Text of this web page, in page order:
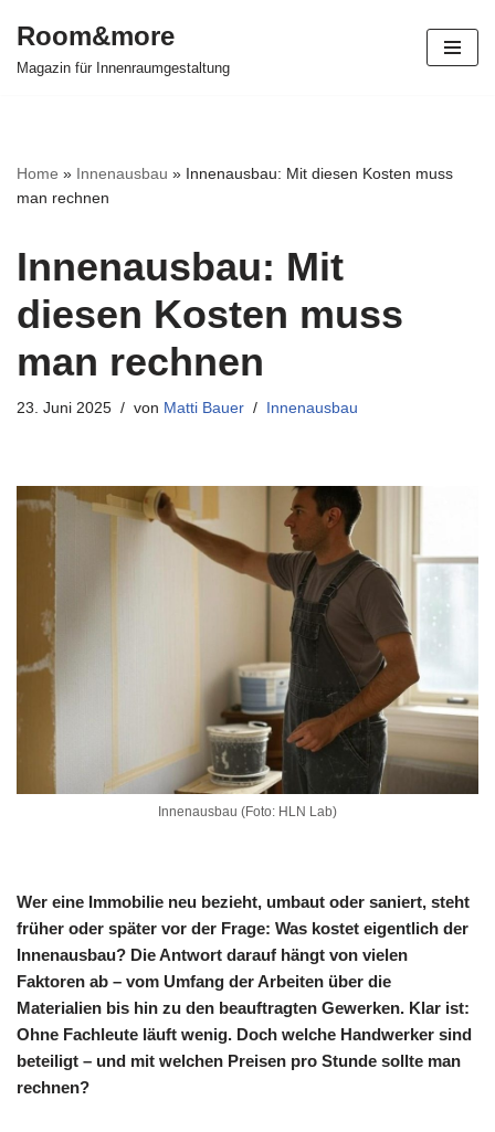
Zum
Room&more
Magazin für Innenraumgestaltung
Home » Innenausbau » Innenausbau: Mit diesen Kosten muss
man rechnen
Innenausbau: Mit
diesen Kosten muss
man rechnen
23. Juni 2025 von Matti Bauer Innenausbau
Innenausbau (Foto: HLN Lab)
Wer eine Immobilie neu bezieht, umbaut oder saniert, steht
früher oder später vor der Frage: Was kostet eigentlich der
Innenausbau? Die Antwort darauf hängt von vielen
Faktoren ab – vom Umfang der Arbeiten über die
Materialien bis hin zu den beauftragten Gewerken. Klar ist:
Ohne Fachleute läuft wenig. Doch welche Handwerker sind
beteiligt – und mit welchen Preisen pro Stunde sollte man
rechnen?